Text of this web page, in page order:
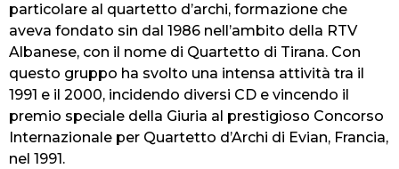
particolare al quartetto d’archi, formazione che
aveva fondato sin dal 1986 nell’ambito della RTV
Albanese, con il nome di Quartetto di Tirana. Con
questo gruppo ha svolto una intensa attività tra il
1991 e il 2000, incidendo diversi CD e vincendo il
premio speciale della Giuria al prestigioso Concorso
Internazionale per Quartetto d’Archi di Evian, Francia,
nel 1991.